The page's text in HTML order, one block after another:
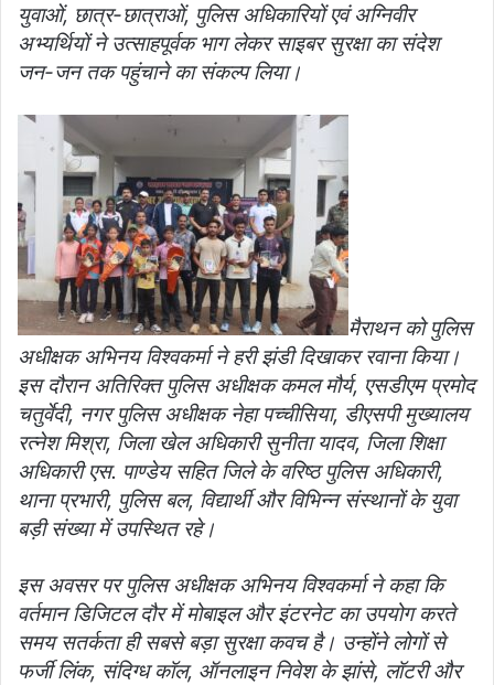
युवाओं, छात्र-छात्राओं, पुलिस अधिकारियों एवं अग्निवीर
अभ्यर्थियों ने उत्साहपूर्वक भाग लेकर साइबर सुरक्षा का संदेश
जन-जन तक पहुंचाने का संकल्प लिया।
मैराथन को पुलिस
अधीक्षक अभिनय विश्वकर्मा ने हरी झंडी दिखाकर रवाना किया।
इस दौरान अतिरिक्त पुलिस अधीक्षक कमल मौर्य, एसडीएम प्रमोद
चतुर्वेदी, नगर पुलिस अधीक्षक नेहा पच्चीसिया, डीएसपी मुख्यालय
रत्नेश मिश्रा, जिला खेल अधिकारी सुनीता यादव, जिला शिक्षा
अधिकारी एस. पाण्डेय सहित जिले के वरिष्ठ पुलिस अधिकारी,
थाना प्रभारी, पुलिस बल, विद्यार्थी और विभिन्न संस्थानों के युवा
बड़ी संख्या में उपस्थित रहे।
इस अवसर पर पुलिस अधीक्षक अभिनय विश्वकर्मा ने कहा कि
वर्तमान डिजिटल दौर में मोबाइल और इंटरनेट का उपयोग करते
समय सतर्कता ही सबसे बड़ा सुरक्षा कवच है। उन्होंने लोगों से
फर्जी लिंक, संदिग्ध कॉल, ऑनलाइन निवेश के झांसे, लॉटरी और